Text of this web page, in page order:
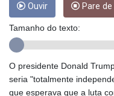
Ouvir Pare
Tamanho do texto:
O presidente Donald
seria "totalmente
que esperava que a luta